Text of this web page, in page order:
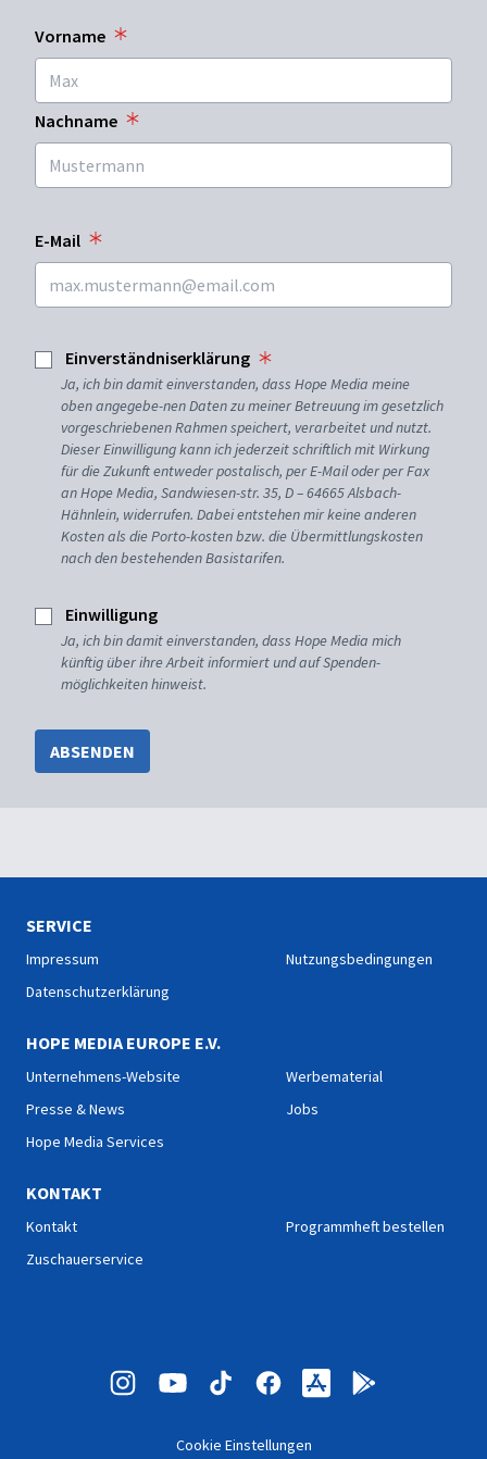
Vorname
Nachname
E-Mail
Einverständniserklärung
Ja, ich bin damit einverstanden, dass Hope Media meine
oben angegebe-nen Daten zu meiner Betreuung im gesetzlich
vorgeschriebenen Rahmen speichert, verarbeitet und nutzt.
Dieser Einwilligung kann ich jederzeit schriftlich mit Wirkung
für die Zukunft entweder postalisch, per E-Mail oder per Fax
an Hope Media, Sandwiesen-str. 35, D – 64665 Alsbach-
Hähnlein, widerrufen. Dabei entstehen mir keine anderen
Kosten als die Porto-kosten bzw. die Übermittlungskosten
nach den bestehenden Basistarifen.
Einwilligung
Ja, ich bin damit einverstanden, dass Hope Media mich
künftig über ihre Arbeit informiert und auf Spenden-
möglichkeiten hinweist.
ABSENDEN
SERVICE
Impressum
Datenschutzerklärung
Nutzungsbedingungen
HOPE MEDIA EUROPE E.V.
Unternehmens-Website
Presse & News
Hope Media Services
Werbematerial
Jobs
KONTAKT
Kontakt
Zuschauerservice
Programmheft bestellen
Cookie Einstellungen